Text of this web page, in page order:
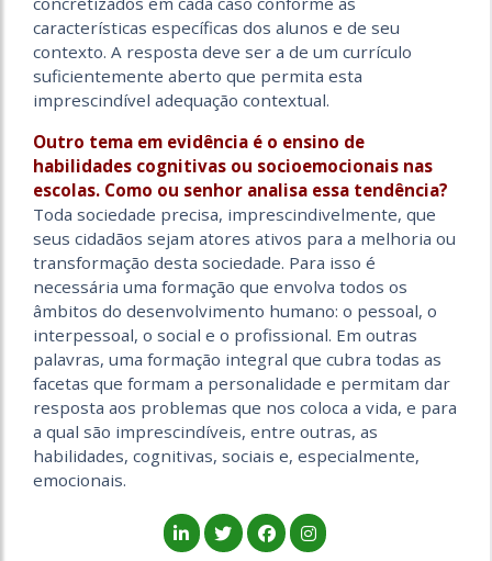
características específicas dos alunos e de seu
contexto. A resposta deve ser a de um currículo
suficientemente aberto que permita esta
imprescindível adequação contextual.
Outro tema em evidência é o ensino de
habilidades cognitivas ou socioemocionais nas
escolas. Como ou senhor analisa essa tendência?
Toda sociedade precisa, imprescindivelmente, que
seus cidadãos sejam atores ativos para a melhoria ou
transformação desta sociedade. Para isso é
necessária uma formação que envolva todos os
âmbitos do desenvolvimento humano: o pessoal, o
interpessoal, o social e o profissional. Em outras
palavras, uma formação integral que cubra todas as
facetas que formam a personalidade e permitam dar
resposta aos problemas que nos coloca a vida, e para
a qual são imprescindíveis, entre outras, as
habilidades, cognitivas, sociais e, especialmente,
emocionais.